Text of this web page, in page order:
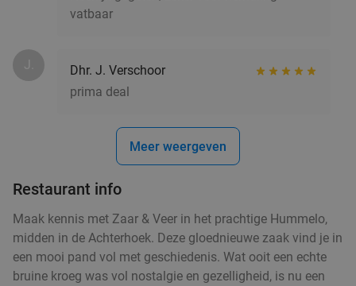
vatbaar
J.
Dhr. J. Verschoor
prima deal
Meer weergeven
Restaurant info
Maak kennis met Zaar & Veer in het prachtige Hummelo,
midden in de Achterhoek. Deze gloednieuwe zaak vind je in
een mooi pand vol met geschiedenis. Wat ooit een echte
bruine kroeg was vol nostalgie en gezelligheid, is nu een